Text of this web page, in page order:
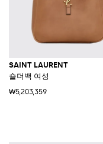
SAINT LAURENT
숄더백 여성
₩5,203,359